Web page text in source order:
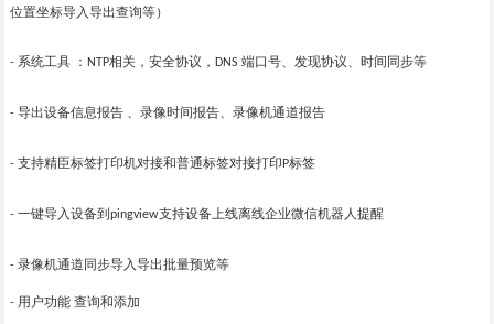
位置坐标导入导出查询等）
- 系统工具 ： NTP相关，安全协议， DNS 端口号、发现协议、时间同步等
- 导出设备信息报告 、录像时间报告、录像机通道报告
- 支持精臣标签打印机对接和普通标签对接打印 P标签
- 一键导入设备到pingview支持设备上线离线企业微信机器人提醒
- 录像机通道同步导入导出批量预览等
- 用户功能 查询和添加